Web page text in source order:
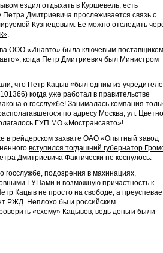
ездил отдыхать в Куршевель, есть
Дмитриевича прослеживается связь с
Кузнецовым. Ее можно отследить
.
ООО «Инавто» была ключевым
когда Петр Дмитриевич был Министром
что Петр Кацыв «был одним из
когда уже работал в правительстве
о госслужбе! Занималась компания
по адресу Москва, ул.
ГУП МО «Мострансавто»!
в рейдерском захвате ОАО «Опытный завод
вступился тогдашний губернатор
Дмитриевича Фактически не коснулось.
госслужбе, подозрения в махинациях,
ГУПами и возможную причастность к
Кацыв не просто на свободе, а
РЖД. Неплохо бы и российским
«схему» Кацывов, ведь деньги были